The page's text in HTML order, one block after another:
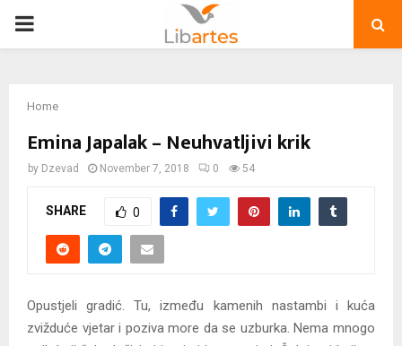
PRIMARY
Home
Emina Japalak – Neuhvatljivi krik
by Dzevad November 7, 2018 0 54
SHARE 0
Opustjeli gradić. Tu, između kamenih nastambi i kuća
zvižduće vjetar i poziva more da se uzburka. Nema mnogo